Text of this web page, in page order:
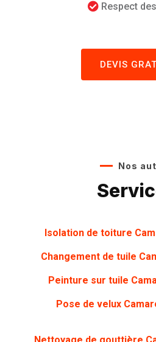
Respect
DEVIS
Nos
Isolation de toiture
Changement de tuile
Peinture sur tuile
Pose de velux